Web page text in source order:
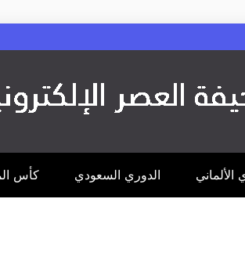
الألماني الدوري السعودي كأس